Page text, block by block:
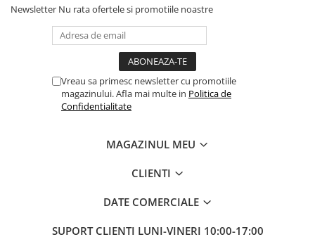
Covorase TOYOTA
Covorase VOLVO
Tavite Portbagaj
Adaptoare Bricheta Auto
Bricheta Auto
Newsletter Nu rata ofertele si promotiile noastre
Vreau sa primesc newsletter cu promotiile
magazinului. Afla mai multe in Politica de
Confidentialitate
MAGAZINUL MEU
CLIENTI
DATE COMERCIALE
SUPORT CLIENTI LUNI-VINERI 10:00-17:00